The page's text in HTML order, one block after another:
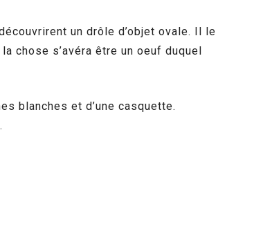
un drôle d’objet ovale. Il le
chose s’avéra être un oeuf duquel
blanches et d’une casquette.